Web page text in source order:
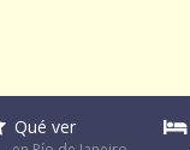
Qué ver